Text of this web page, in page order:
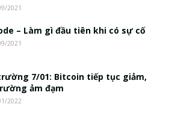
20: Biến động giá của tài sản
thống & Crypto qua các cuộc
19: GameFi Việt Nam – Báo
đỏ
2021
– Làm gì đầu tiên khi có sự cố
2021
7/01: Bitcoin tiếp tục giảm,
ảm đạm
2022